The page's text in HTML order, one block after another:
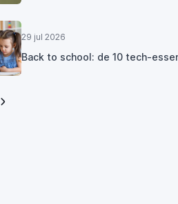
29 jul 2026
Back to school: de 10 tech-